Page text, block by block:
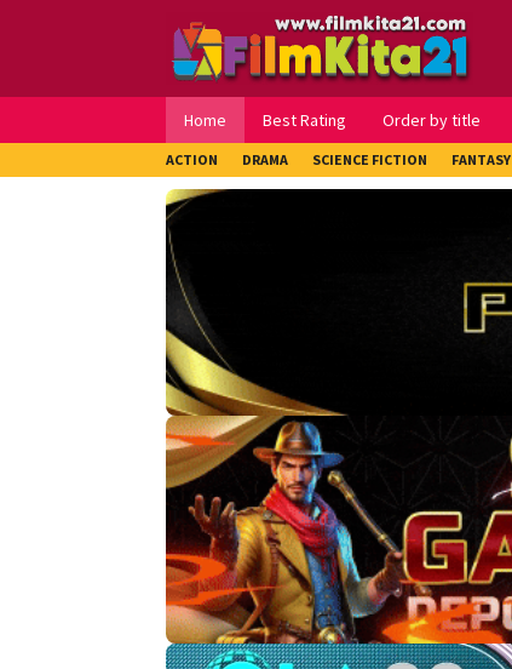
Home Best Rating Order by title
ACTION DRAMA SCIENCE FICTION FANTASY